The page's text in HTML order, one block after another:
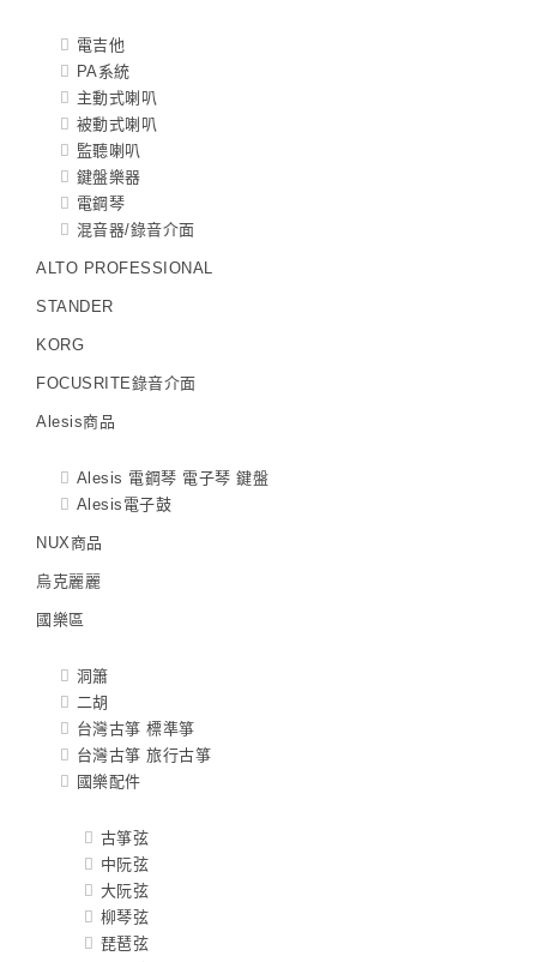
電吉他
PA系統
主動式喇叭
被動式喇叭
監聽喇叭
鍵盤樂器
電鋼琴
混音器/錄音介面
ALTO PROFESSIONAL
STANDER
KORG
FOCUSRITE錄音介面
Alesis商品
Alesis 電鋼琴 電子琴 鍵盤
Alesis電子鼓
NUX商品
烏克麗麗
國樂區
洞簫
二胡
台灣古箏 標準箏
台灣古箏 旅行古箏
國樂配件
古箏弦
中阮弦
大阮弦
柳琴弦
琵琶弦